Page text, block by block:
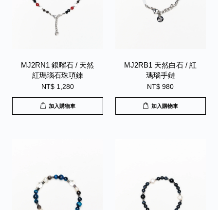
MJ2RN1 銀曜石 / 天然
紅瑪瑙石珠項鍊
NT$ 1,280
加入購物車
MJ2RB1 天然白石 / 紅
瑪瑙手鏈
NT$ 980
加入購物車